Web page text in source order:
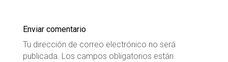
Enviar comentario
Tu dirección de correo electrónico no será
publicada. Los campos obligatorios están